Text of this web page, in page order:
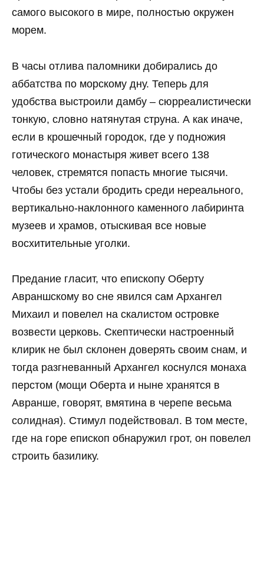
самого высокого в мире, полностью окружен
морем.
В часы отлива паломники добирались до
аббатства по морскому дну. Теперь для
удобства выстроили дамбу – сюрреалистически
тонкую, словно натянутая струна. А как иначе,
если в крошечный городок, где у подножия
готического монастыря живет всего 138
человек, стремятся попасть многие тысячи.
Чтобы без устали бродить среди нереального,
вертикально-наклонного каменного лабиринта
музеев и храмов, отыскивая все новые
восхитительные уголки.
Предание гласит, что епископу Оберту
Авраншскому во сне явился сам Архангел
Михаил и повелел на скалистом островке
возвести церковь. Скептически настроенный
клирик не был склонен доверять своим снам, и
тогда разгневанный Архангел коснулся монаха
перстом (мощи Оберта и ныне хранятся в
Авранше, говорят, вмятина в черепе весьма
солидная). Стимул подействовал. В том месте,
где на горе епископ обнаружил грот, он повелел
строить базилику.